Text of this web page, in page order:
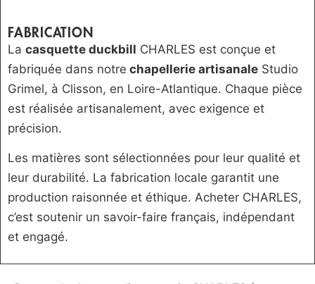
FABRICATION
La casquette duckbill CHARLES est conçue et
fabriquée dans notre chapellerie artisanale Studio
Grimel, à Clisson, en Loire-Atlantique. Chaque pièce
est réalisée artisanalement, avec exigence et
précision.
Les matières sont sélectionnées pour leur qualité et
leur durabilité. La fabrication locale garantit une
production raisonnée et éthique. Acheter CHARLES,
c’est soutenir un savoir-faire français, indépendant
et engagé.